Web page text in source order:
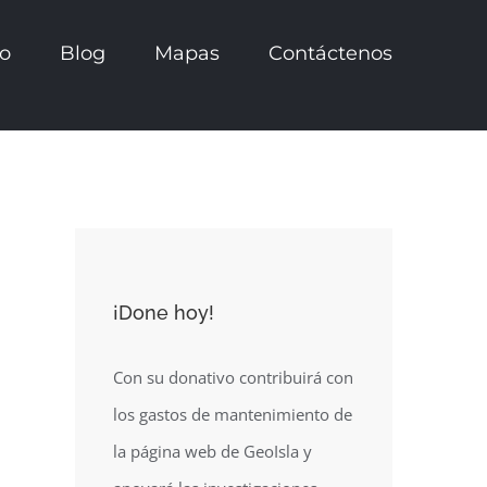
Blog Mapas Contáctenos
¡Done hoy!
Con su donativo contribuirá con
los gastos de mantenimiento de
la página web de GeoIsla y